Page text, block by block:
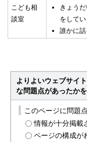
こども相
談室
きょう
をしてい
誰かに
よりよいウェブサイ
な問題点があったか
このページに問題
情報が十分掲載
ページの構成が